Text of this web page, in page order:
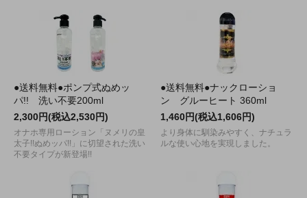
●送料無料●ポンプ式ぬめッ
パ!! 洗い不要200ml
2,300円(税込2,530円)
オナホ専用ローション「ヌメリの皇
太子!!ぬめッパ!!」に切望された洗い
不要タイプが新登場!!
●送料無料●ナックローショ
ン グルーヒート 360ml
1,460円(税込1,606円)
より身体に馴染みやすく、ナチュラ
ルな使い心地を実現しました。